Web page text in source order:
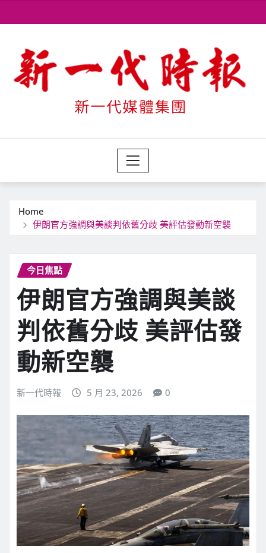
to
Home
伊朗官方強調與美談判依舊分歧 美評估發動新空襲
今日焦點
伊朗官方強調與美談
判依舊分歧 美評估發
動新空襲
新一代時報 5 月 23, 2026 0